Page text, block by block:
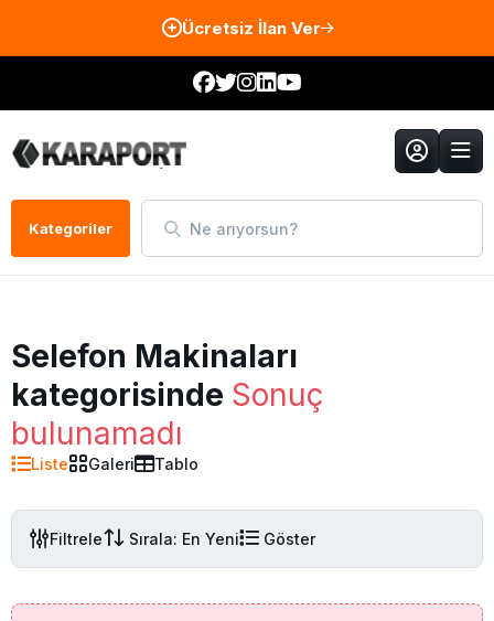
Ücretsiz İlan Ver
Kategoriler Ne arıyorsun?
Selefon Makinaları
kategorisinde Sonuç
bulunamadı
Liste Galeri Tablo
Filtrele Sırala: En Yeni Göster